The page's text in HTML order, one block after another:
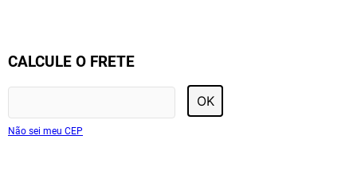
CALCULE O FRETE
OK
Não sei meu CEP